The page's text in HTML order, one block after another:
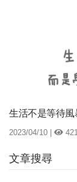
文章搜尋
生活不是等待
2023/04/10 |